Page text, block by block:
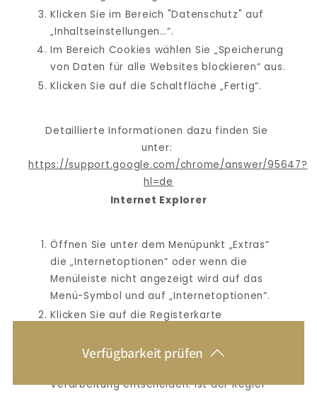
Verfügbarkeit prüfen
Klicken Sie im Bereich "Datenschutz" auf
„Inhaltseinstellungen…“.
Im Bereich Cookies wählen Sie „Speicherung
von Daten für alle Websites blockieren“ aus.
Klicken Sie auf die Schaltfläche „Fertig“.
Detaillierte Informationen dazu finden Sie
unter:
https://support.google.com/chrome/answer/95647?
hl=de
Internet Explorer
Öffnen Sie unter dem Menüpunkt „Extras“
die „Internetoptionen“ oder wenn die
Menüleiste nicht angezeigt wird auf das
Menü-Symbol und auf „Internetoptionen“.
Klicken Sie auf die Registerkarte
Über den Schieberegler können Sie
Verarbeitung entscheiden. Ist der Regler